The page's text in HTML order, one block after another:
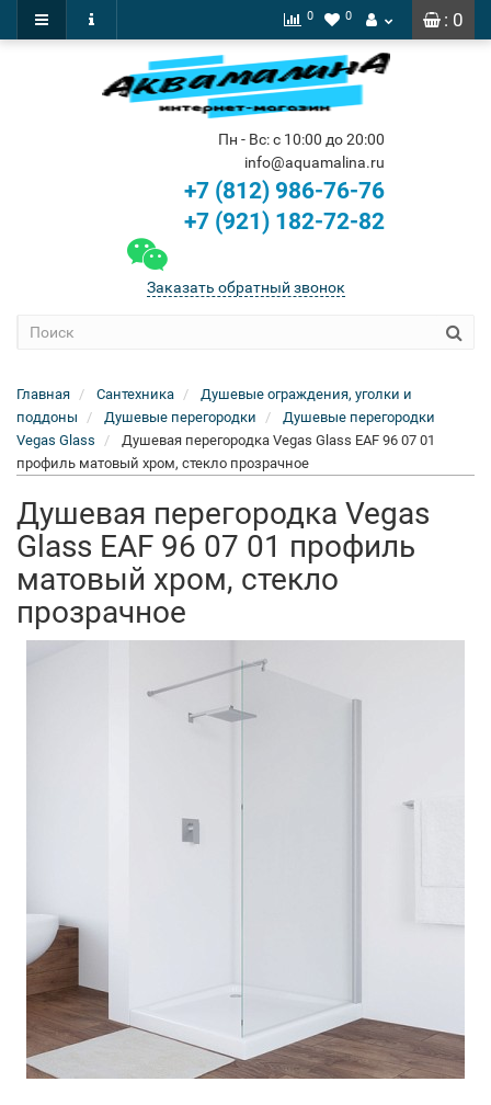
: 0
0 0
Пн - Вс: с 10:00 до 20:00
info@aquamalina.ru
+7 (812) 986-76-76
+7 (921) 182-72-82
Заказать обратный звонок
Главная Сантехника
Душевые ограждения, уголки и
поддоны
Душевые перегородки
Душевые перегородки
Vegas Glass
Душевая перегородка Vegas Glass EAF 96 07 01
профиль матовый хром, стекло прозрачное
Душевая перегородка Vegas
Glass EAF 96 07 01 профиль
матовый хром, стекло
прозрачное